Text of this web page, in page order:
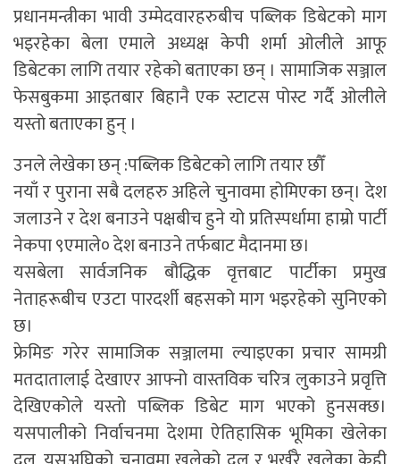
प्रधानमन्त्रीका भावी उम्मेदवारहरुबीच पब्लिक डिबेटको माग
भइरहेका बेला एमाले अध्यक्ष केपी शर्मा ओलीले आफू
डिबेटका लागि तयार रहेको बताएका छन् । सामाजिक सञ्जाल
फेसबुकमा आइतबार बिहानै एक स्टाटस पोस्ट गर्दै ओलीले
यस्तो बताएका हुन् ।
उनले लेखेका छन् :पब्लिक डिबेटको लागि तयार छौँ
नयाँ र पुराना सबै दलहरु अहिले चुनावमा होमिएका छन्। देश
जलाउने र देश बनाउने पक्षबीच हुने यो प्रतिस्पर्धामा हाम्रो पार्टी
नेकपा ९एमाले० देश बनाउने तर्फबाट मैदानमा छ।
यसबेला सार्वजनिक बौद्धिक वृत्तबाट पार्टीका प्रमुख
नेताहरूबीच एउटा पारदर्शी बहसको माग भइरहेको सुनिएको
छ।
फ्रेमिङ गरेर सामाजिक सञ्जालमा ल्याइएका प्रचार सामग्री
मतदातालाई देखाएर आफ्नो वास्तविक चरित्र लुकाउने प्रवृत्ति
देखिएकोले यस्तो पब्लिक डिबेट माग भएको हुनसक्छ।
यसपालीको निर्वाचनमा देशमा ऐतिहासिक भूमिका खेलेका